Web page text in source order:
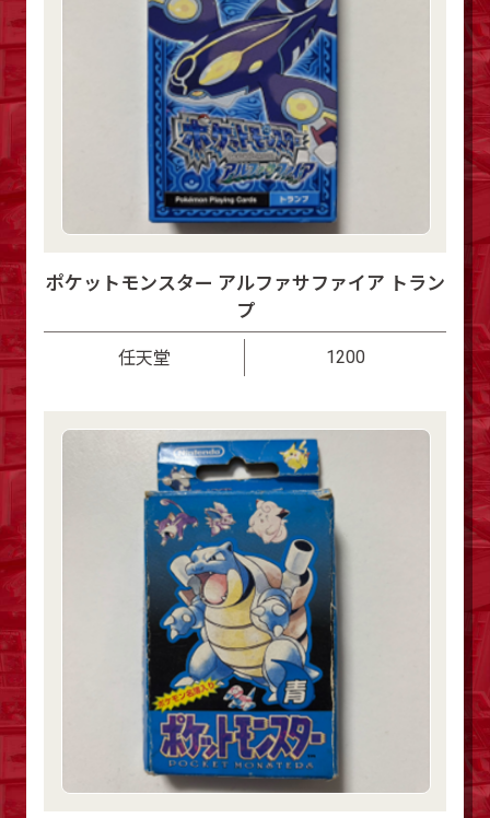
ポケットモンスター アルファサファイア トラン
プ
任天堂 1200